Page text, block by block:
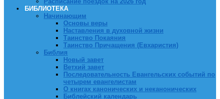
БИБЛИОТЕКА
Начинающим
Основы веры
Наставления в духовной жизни
Таинство Покаяния
Таинство Причащения (Евхаристия)
Библия
Новый завет
Ветхий завет
Последовательность Евангельских событий по
четырем евангелистам
О книгах канонических и неканонических
Библейский календарь